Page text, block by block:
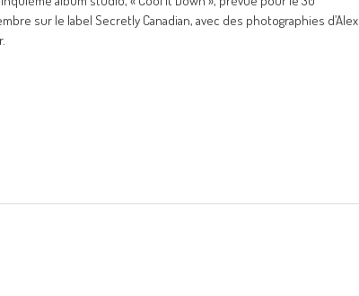
sur le label Secretly Canadian, avec des photographies d’Alex